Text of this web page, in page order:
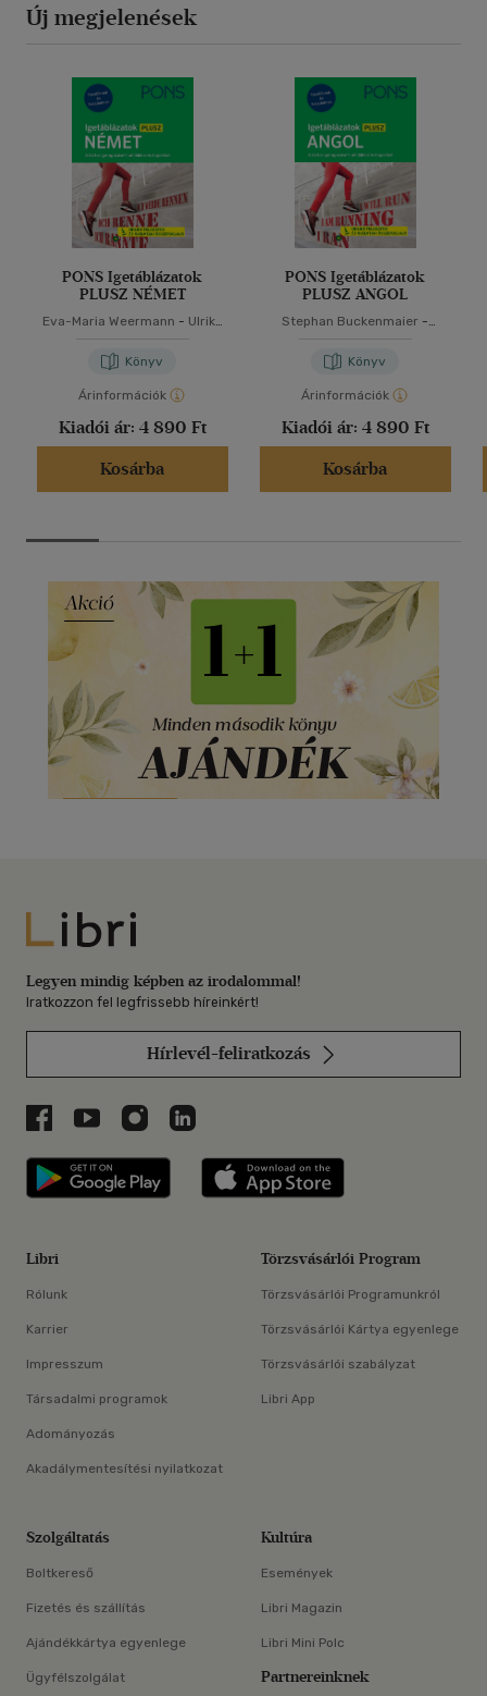
Új megjelenések
PONS Igetáblázatok
PLUSZ NÉMET
Eva-Maria Weermann - Ulrike
Könyv
Árinformációk
Kiadói ár: 4 890 Ft
Kosárba
PONS Igetáblázatok
PLUSZ ANGOL
Stephan Buckenmaier -
Könyv
Árinformációk
Kiadói ár: 4 890 Ft
Kosárba
Libri
Legyen mindig képben az irodalommal!
Iratkozzon fel legfrissebb híreinkért!
Hírlevél-feliratkozás
Libri a Facebookon
Libri a Youtube-on
Libri az Instagramon
Libri a LinkedInen
Libri applikáció Szerezd meg: Google
Libri
Rólunk
Karrier
Impresszum
Társadalmi programok
Adományozás
Akadálymentesítési nyilatkozat
Törzsvásárlói Program
Törzsvásárlói Programunkról
Törzsvásárlói Kártya egyenlege
Törzsvásárlói szabályzat
Libri App
Szolgáltatás
Boltkereső
Fizetés és szállítás
Ajándékkártya egyenlege
Ügyfélszolgálat
Kultúra
Események
Libri Magazin
Libri Mini Polc
Partnereinknek